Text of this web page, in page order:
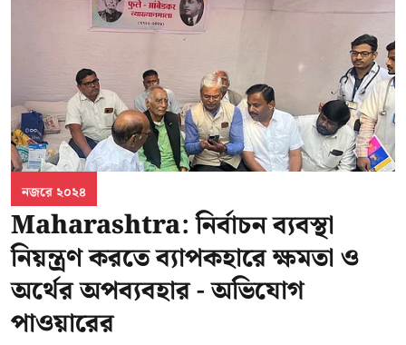
নজরে ২০২৪
Maharashtra: নির্বাচন ব্যবস্থা
নিয়ন্ত্রণ করতে ব্যাপকহারে ক্ষমতা ও
অর্থের অপব্যবহার - অভিযোগ
পাওয়ারের